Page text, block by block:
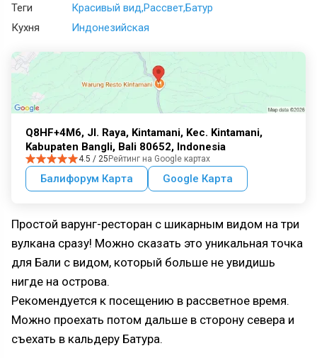
Теги
Красивый вид РассветБатур
Кухня
Индонезийская
Q8HF+4M6, Jl. Raya, Kintamani, Kec. Kintamani,
Kabupaten Bangli, Bali 80652, Indonesia
4.5 / 25 Рейтинг на Google картах
Балифорум Карта Google Карта
Простой варунг-ресторан с шикарным видом на три
вулкана сразу! Можно сказать это уникальная точка
для Бали с видом, который больше не увидишь
нигде на острова.
Рекомендуется к посещению в рассветное время.
Можно проехать потом дальше в сторону севера и
съехать в кальдеру Батура.